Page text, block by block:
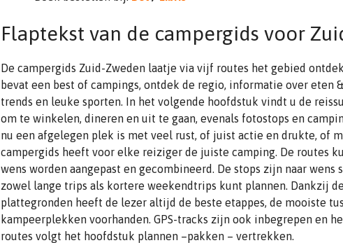
Flaptekst van de campergids voor
De campergids Zuid-Zweden laatje via vijf routes het gebied
bevat een best of campings, ontdek de regio, informatie over eten
trends en leuke sporten. In het volgende hoofdstuk vindt u de
om te winkelen, dineren en uit te gaan, evenals fotostops en
nu een afgelegen plek is met veel rust, of juist actie en drukte, of
campergids heeft voor elke reiziger de juiste camping. De routes
wens worden aangepast en gecombineerd. De stops zijn naar wens
zowel lange trips als kortere weekendtrips kunt plannen. Dankzij
plattegronden heeft de lezer altijd de beste etappes, de mooiste
kampeerplekken voorhanden. GPS-tracks zijn ook inbegrepen en
routes volgt het hoofdstuk plannen –pakken – vertrekken.